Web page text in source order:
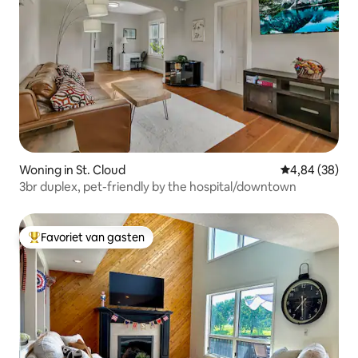
Woning in St. Cloud Gemiddelde
4,84 (38)
3br duplex, pet-friendly by the hospital/downtown
Topfavoriet van gasten
Favoriet van gasten